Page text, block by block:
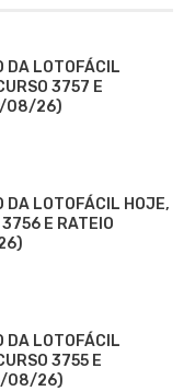
DA LOTOFÁCIL
3757 E
08/26)
DA LOTOFÁCIL HOJE,
3756 E RATEIO
DA LOTOFÁCIL
3755 E
08/26)